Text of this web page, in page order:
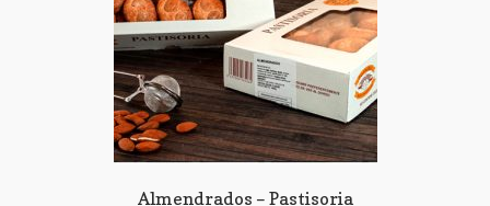
Almendrados – Pastisoria